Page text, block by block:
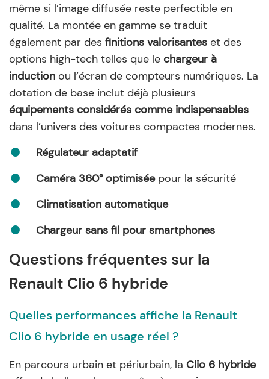
même si l’image diffusée reste perfectible en
qualité. La montée en gamme se traduit
également par des finitions valorisantes et des
options high-tech telles que le chargeur à
induction ou l’écran de compteurs numériques. La
dotation de base inclut déjà plusieurs
équipements considérés comme indispensables
dans l’univers des voitures compactes modernes.
Régulateur adaptatif
Caméra 360° optimiséepour la sécurité
Climatisation automatique
Chargeur sans fil pour smartphones
Questions fréquentes sur la
Renault Clio 6 hybride
Quelles performances affiche la Renault
Clio 6 hybride en usage réel ?
En parcours urbain et périurbain, la Clio 6 hybride